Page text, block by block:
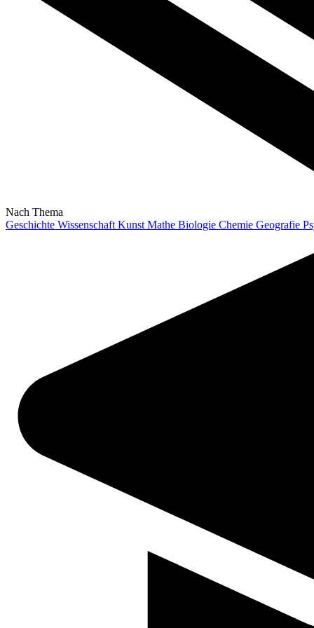
Nach Thema
Geschichte Wissenschaft Kunst Mathe Biologie Chemie Geografie